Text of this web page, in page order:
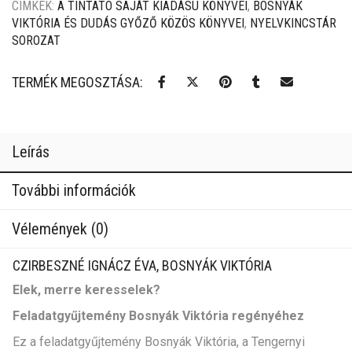
CÍMKÉK: A TINTATÓ SAJÁT KIADÁSÚ KÖNYVEI, BOSNYÁK
VIKTÓRIA ÉS DUDÁS GYŐZŐ KÖZÖS KÖNYVEI, NYELVKINCSTÁR
SOROZAT
TERMÉK MEGOSZTÁSA:
Leírás
További információk
Vélemények (0)
CZIRBESZNÉ IGNÁCZ ÉVA, BOSNYÁK VIKTÓRIA
Elek, merre keresselek?
Feladatgyűjtemény Bosnyák Viktória regényéhez
Ez a feladatgyűjtemény Bosnyák Viktória, a Tengernyi